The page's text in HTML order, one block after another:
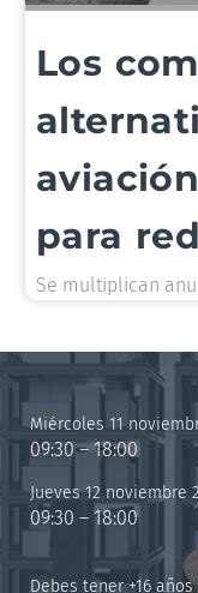
Los
para
Se multiplican
Miércoles 11
09:30 – 18:00
Jueves 12 noviembre
09:30 – 18:00
Debes tener +16 años